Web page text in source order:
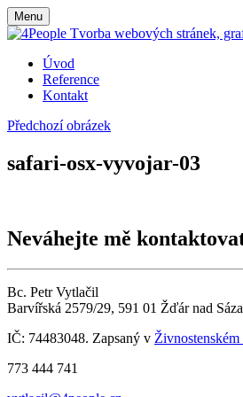
Menu
Úvod
Reference
Kontakt
Předchozí obrázek
safari-osx-vyvojar-03
Neváhejte mě
Bc. Petr Vytlačil
Barvířská 2579/29, 591 01 Žďár nad
IČ: 74483048. Zapsaný v
773 444 741